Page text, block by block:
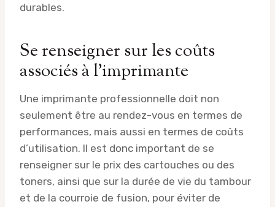
durables.
Se renseigner sur les coûts
associés à l’imprimante
Une imprimante professionnelle doit non
seulement être au rendez-vous en termes de
performances, mais aussi en termes de coûts
d’utilisation. Il est donc important de se
renseigner sur le prix des cartouches ou des
toners, ainsi que sur la durée de vie du tambour
et de la courroie de fusion, pour éviter de